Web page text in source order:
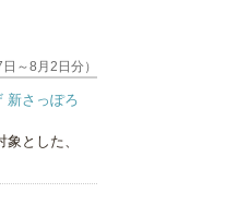
～8月2日分）
新さっぽろ
とした、